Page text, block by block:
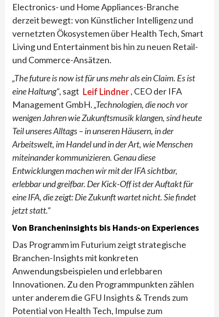
Electronics- und Home Appliances-Branche
derzeit bewegt: von Künstlicher Intelligenz und
vernetzten Ökosystemen über Health Tech, Smart
Living und Entertainment bis hin zu neuen Retail-
und Commerce-Ansätzen.
„The future is now ist für uns mehr als ein Claim. Es ist
eine Haltung“, sagt Leif Lindner , CEO der IFA
Management GmbH.„Technologien, die noch vor
wenigen Jahren wie Zukunftsmusik klangen, sind heute
Teil unseres Alltags – in unseren Häusern, in der
Arbeitswelt, im Handel und in der Art, wie Menschen
miteinander kommunizieren. Genau diese
Entwicklungen machen wir mit der IFA sichtbar,
erlebbar und greifbar. Der Kick-Off ist der Auftakt für
eine IFA, die zeigt: Die Zukunft wartet nicht. Sie findet
jetzt statt.“
Von Brancheninsights bis Hands-on Experiences
Das Programm im Futurium zeigt strategische
Branchen-Insights mit konkreten
Anwendungsbeispielen und erlebbaren
Innovationen. Zu den Programmpunkten zählen
unter anderem die GFU Insights & Trends zum
Potential von Health Tech, Impulse zum